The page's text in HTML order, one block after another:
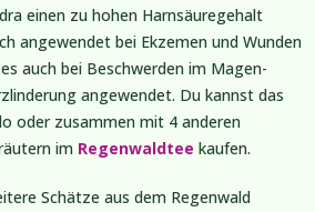
einen zu hohen Harnsäuregehalt
angewendet bei Ekzemen und Wunden
auch bei Beschwerden im Magen-
angewendet. Du kannst das
oder zusammen mit 4 anderen
im Regenwaldtee kaufen.
Schätze aus dem Regenwald